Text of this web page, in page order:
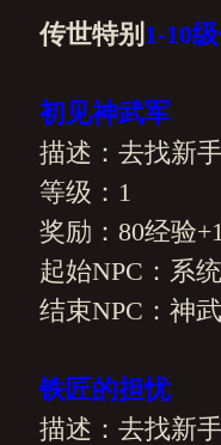
传世特别 1-10
初见神武军
描述：去找新手
等级：1
奖励：80经验
起始NPC：系统
结束NPC：神武
铁匠的担忧
描述：去找新手